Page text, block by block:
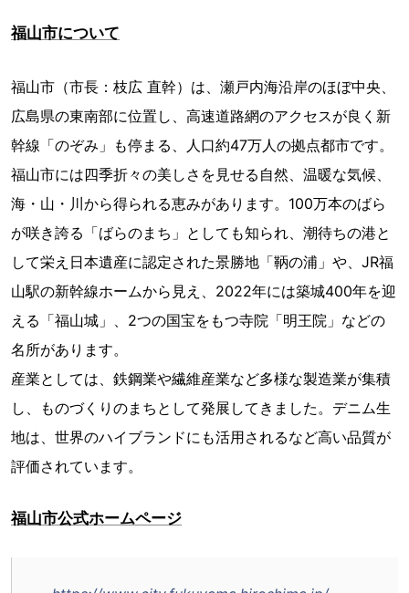
福山市について
福山市（市長：枝広 直幹）は、瀬戸内海沿岸のほぼ中央、
広島県の東南部に位置し、高速道路網のアクセスが良く新
幹線「のぞみ」も停まる、人口約47万人の拠点都市です。
福山市には四季折々の美しさを見せる自然、温暖な気候、
海・山・川から得られる恵みがあります。100万本のばら
が咲き誇る「ばらのまち」としても知られ、潮待ちの港と
して栄え日本遺産に認定された景勝地「鞆の浦」や、JR福
山駅の新幹線ホームから見え、2022年には築城400年を迎
える「福山城」、2つの国宝をもつ寺院「明王院」などの
名所があります。
産業としては、鉄鋼業や繊維産業など多様な製造業が集積
し、ものづくりのまちとして発展してきました。デニム生
地は、世界のハイブランドにも活用されるなど高い品質が
評価されています。
福山市公式ホームページ